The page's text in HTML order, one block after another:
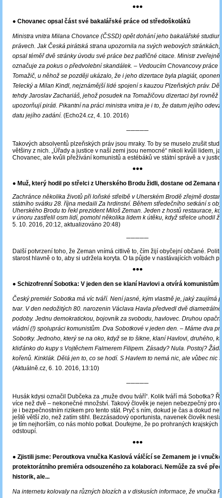
●●●
● Chovanec opsal část své bakalářské práce od středoškoláků
Ministra vnitra Milana Chovance (ČSSD) opět dohání jeho bakalářské
právech. Jak Česká pirátská strana upozornila na svých webových stránkách,
opsal téměř dvě stránky úvodu své práce bez patřičné citace. Ministr
označuje za pokus o předvolební skandálek. ‒ Vedoucím Chovancovy práce
Tomažič, u něhož se později ukázalo, že i jeho dizertace byla plagiát,
Telecký a Milan Kindl, nejznámější lidé spojení s kauzou Plzeňských práv.
tehdy Jaroslav Zachariáš, jehož posudek na Tomažičovu dizertaci byl rovněž
upozorňují piráti. Pikantní na práci ministra vnitra je i to, že datum jejího
datu jejího zadání. (Echo24.cz, 4. 10. 2016)
─────
Takových absolventů plzeňských práv jsou mraky. To by se muselo zrušit
většiny z nich. „Úřady a justice v naší zemi jsou nemocné“ nikoli kvůli lidem,
Chovanec, ale kvůli přežívání komunistů a estébáků ve státní správě a v
●●●
● Muž, který hodil po střelci z Uherského Brodu židli, dostane od Zemana
Zachránce několika životů při loňské střelbě v Uherském Brodě zřejmě
státního svátku 28. října medaili Za hrdinství. Během středečního setkání s
Uherského Brodu to řekl prezident Miloš Zeman. Jeden z hostů restaurace,
v únoru zastřelil osm lidí, pomohl několika lidem k útěku, když střelce uhodil
5. 10. 2016, 20:12, aktualizováno 20:48)
─────
Další potvrzení toho, že Zeman vnímá citlivě to, čím žijí obyčejní občané.
starost hlavně o to, aby si udržela koryta. O ta půjde v nastávajících volbách
●●●
● Schizofrenní Sobotka: V jeden den se klaní Havlovi a otvírá komunistům
Český premiér Sobotka má víc tváří. Není jasné, kým vlastně je, jaký zaujímá
tvar. V den nedožitých 80. narozenin Václava Havla předvedl dvě
podoby. Jednu demokratickou, bojovník za svobodu, havlovec. Druhou
vládní (!) spolupráci komunistům. Dva Sobotkové v jeden den. ‒ Máme dva
Sobotky. Jednoho, který se na oko, když se to šikne, klaní Havlovi, druhého,
kliďánko do kupy s Vojtěchem Falmerem Filipem. Zásady? Nula. Postoj?
kořenů. Kinklák. Dělá jen to, co se hodí. S Havlem to nemá nic, ale vůbec nic
(Aktuálně.cz, 6. 10. 2016, 13:10)
─────
Husák kdysi označil Dubčeka za „muže dvou tváří“. Kolik tváří má Sobotka?
více než dvě – nekonečné množství. Takový člověk je nejen nebezpečný pro
je i bezpečnostním rizikem pro tento stát. Pryč s ním, dokud je čas a dokud
ještě větší zlo, než zatím stihl. Bezzásadový oportunista, navenek člověk
je tím nejhorším, co nás mohlo potkat. Doufejme, že po prohraných krajských
odstoupí.
●●●
● Zjistili jsme: Peroutkova vnučka Kaslová válčící se Zemanem je i
protektorátního premiéra odsouzeného za kolaboraci. Nemůže za své
historik, ale...
Na internetu kolovaly na různých blozích a v diskusích informace, že vnučka